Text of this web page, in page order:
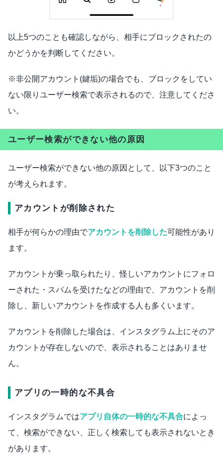
以上5つのことも確認しながら、相手にブロックされたの
かどうかを判断してください。
※非公開アカウント(鍵垢)の場合でも、ブロックをしてい
ない限りユーザー検索で表示されるので、注意してくださ
い。
ユーザー検索ができない他の原因
ユーザー検索ができない他の原因として、以下3つのこと
が考えられます。
アカウントが削除された
相手が何らかの理由でアカウントを削除した可能性があり
ます。
アカウントが乗っ取られたり、怪しいアカウントにフォロ
ーされた・スパムを受けたなどの理由で、アカウントを削
除し、新しいアカウントを作成する人も多くいます。
アカウントを削除した場合は、インスタグラム上にそのア
カウントが存在しないので、表示されることはありませ
ん。
アプリの一時的な不具合
インスタグラムではアプリ自体の一時的な不具合によっ
て、検索ができない、正しく検索しても表示されないとき
があります。